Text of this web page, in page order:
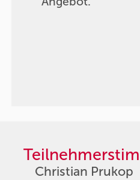
Christian Prukop